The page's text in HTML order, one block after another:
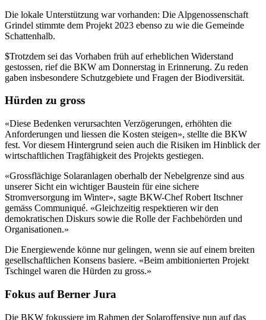
Die lokale Unterstützung war vorhanden: Die Alpgenossenschaft
Grindel stimmte dem Projekt 2023 ebenso zu wie die Gemeinde
Schattenhalb.
$Trotzdem sei das Vorhaben früh auf erheblichen Widerstand
gestossen, rief die BKW am Donnerstag in Erinnerung. Zu reden
gaben insbesondere Schutzgebiete und Fragen der Biodiversität.
Hürden zu gross
«Diese Bedenken verursachten Verzögerungen, erhöhten die
Anforderungen und liessen die Kosten steigen», stellte die BKW
fest. Vor diesem Hintergrund seien auch die Risiken im Hinblick der
wirtschaftlichen Tragfähigkeit des Projekts gestiegen.
«Grossflächige Solaranlagen oberhalb der Nebelgrenze sind aus
unserer Sicht ein wichtiger Baustein für eine sichere
Stromversorgung im Winter», sagte BKW-Chef Robert Itschner
gemäss Communiqué. «Gleichzeitig respektieren wir den
demokratischen Diskurs sowie die Rolle der Fachbehörden und
Organisationen.»
Die Energiewende könne nur gelingen, wenn sie auf einem breiten
gesellschaftlichen Konsens basiere. «Beim ambitionierten Projekt
Tschingel waren die Hürden zu gross.»
Fokus auf Berner Jura
Die BKW fokussiere im Rahmen der Solaroffensive nun auf das